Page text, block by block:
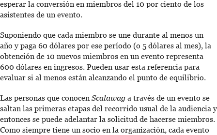
esperar la conversión en miembros del 10 por ciento de los
asistentes de un evento.
Suponiendo que cada miembro se une durante al menos un
año y paga 60 dólares por ese período (o 5 dólares al mes), la
obtención de 10 nuevos miembros en un evento representa
600 dólares en ingresos. Pueden usar esta referencia para
evaluar si al menos están alcanzando el punto de equilibrio.
Las personas que conocen Scalawag a través de un evento se
saltan las primeras etapas del recorrido usual de la audiencia y
entonces se puede adelantar la solicitud de hacerse miembros.
Como siempre tiene un socio en la organización, cada evento